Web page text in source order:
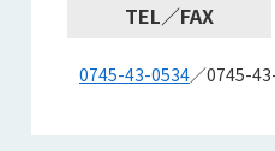
TEL／FAX
0745-43-0534／0745-